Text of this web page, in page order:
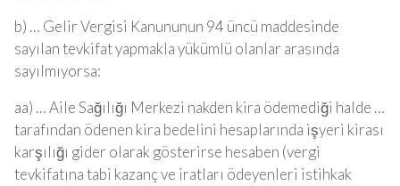
b) … Gelir Vergisi Kanununun 94 üncü maddesinde
sayılan tevkifat yapmakla yükümlü olanlar arasında
sayılmıyorsa:
aa) … Aile Sağılığı Merkezi nakden kira ödemediği halde …
tarafından ödenen kira bedelini hesaplarında işyeri kirası
karşılığı gider olarak gösterirse hesaben (vergi
tevkifatına tabi kazanç ve iratları ödeyenleri istihkak